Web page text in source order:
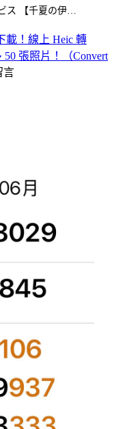
ス 【千夏の伊…
載！線上 Heic 轉
張照片！（Convert
言